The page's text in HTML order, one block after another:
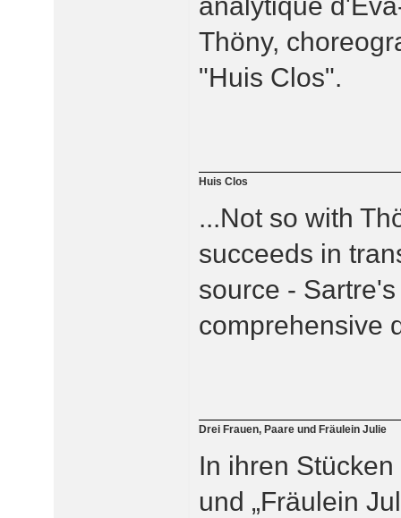
analytique
Thöny,
"Huis Clos".
Huis Clos
...Not so with
succeeds in
source -
comprehensive
Drei Frauen, Paare und Fräulein Julie
In ihren Stücken
und „Fräulein